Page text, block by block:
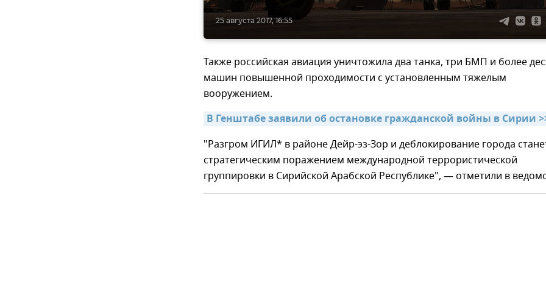
25 августа 2017, 16:55
Также российская авиация уничтожила два танка, три БМП и более
машин повышенной проходимости с установленным тяжелым
вооружением.
В Генштабе заявили об остановке гражданской войны в Сирии
"Разгром ИГИЛ* в районе Дейр-эз-Зор и деблокирование города
стратегическим поражением международной террористической
группировки в Сирийской Арабской Республике", — отметили в